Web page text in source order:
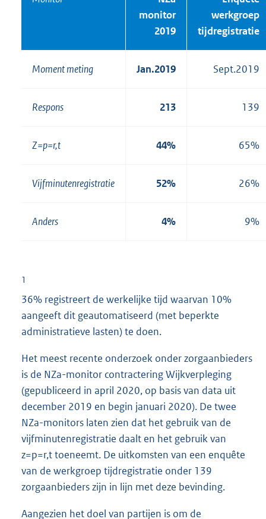
monitor
2019
werkgroep
tijdregistratie
Moment meting Jan.2019 Sept.2019
Respons 213 139
Z=p=r,t 44% 65%
Vijfminutenregistratie 52% 26%
Anders 4% 9%
1
36% registreert de werkelijke tijd waarvan 10%
aangeeft dit geautomatiseerd (met beperkte
administratieve lasten) te doen.
Het meest recente onderzoek onder zorgaanbieders
is de NZa-monitor contractering Wijkverpleging
(gepubliceerd in april 2020, op basis van data uit
december 2019 en begin januari 2020). De twee
NZa-monitors laten zien dat het gebruik van de
vijfminutenregistratie daalt en het gebruik van
z=p=r,t toeneemt. De uitkomsten van een enquête
van de werkgroep tijdregistratie onder 139
zorgaanbieders zijn in lijn met deze bevinding.
Aangezien het doel van partijen is om de